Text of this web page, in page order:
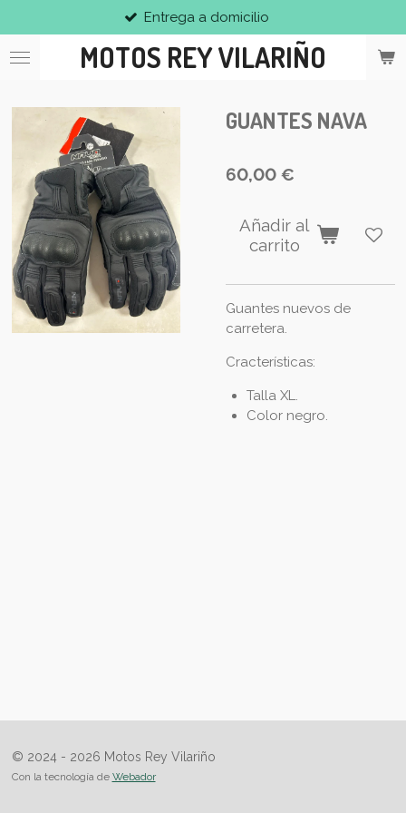
al
contenido
MOTOS REY VILARIÑO
Entrega a domicilio
GUANTES NAVA
60,00 €
Añadir al
carrito
Guantes nuevos de
carretera.
Cracterísticas:
Talla XL.
Color negro.
© 2024 - 2026 Motos Rey Vilariño
Con la tecnología de Webador